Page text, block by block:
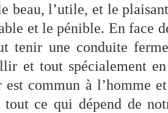
beau, l’utile, et le
et le pénible. En face
tenir une conduite
et tout spécialement
commun à l’homme
tout ce qui dépend de